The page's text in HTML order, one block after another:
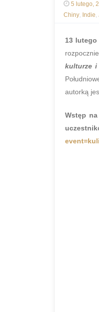
5 lutego,
Chiny, Indie,
13 lutego
kulturze i
autorką
Wstęp